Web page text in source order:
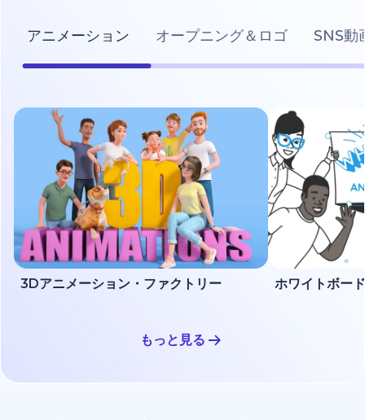
アニメーション オープニング＆ロゴ SNS動
3Dアニメーション・ファクトリー
もっと見る